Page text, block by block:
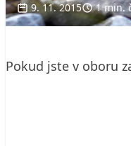
9. 11. 2015 1 min.
Pokud jste v oboru